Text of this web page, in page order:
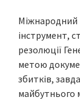
Міжнародний
інструмент,
резолюції
метою
збитків,
майбутнього